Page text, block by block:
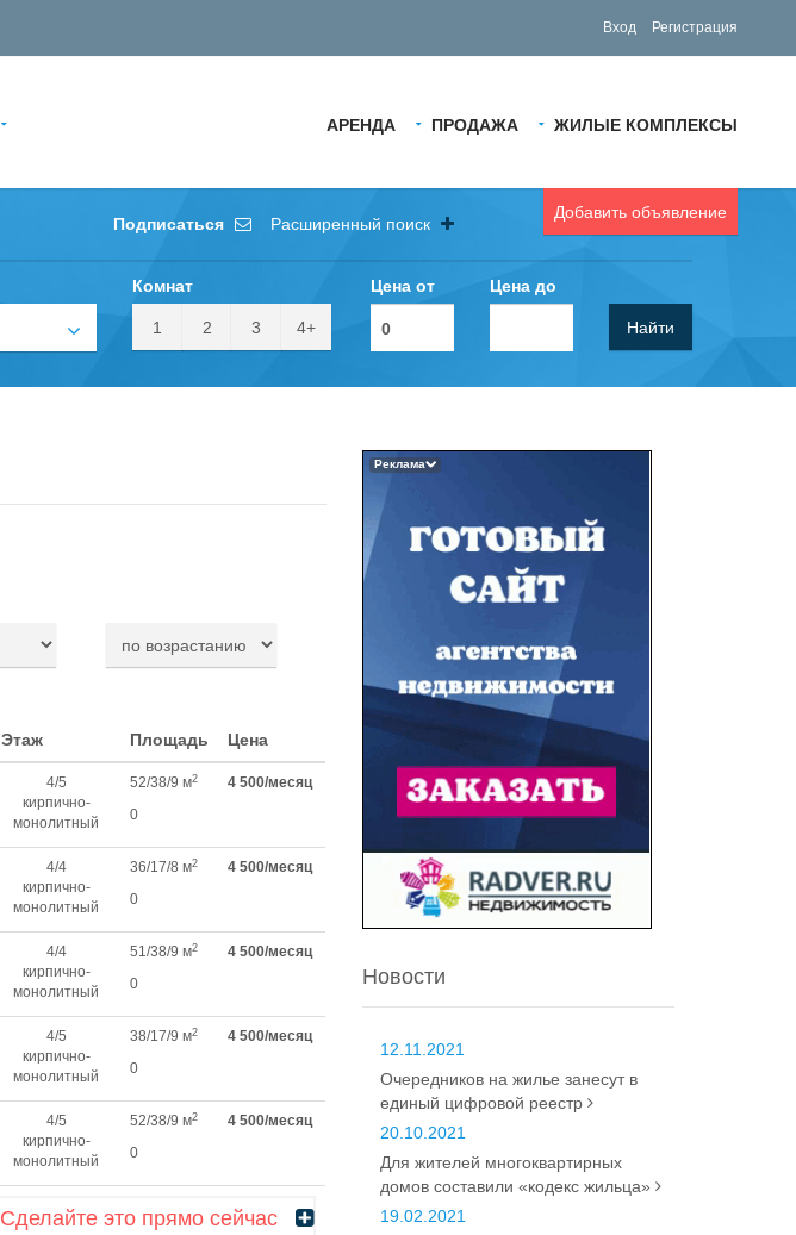
Вход Регистрация
АРЕНДА ПРОДАЖА ЖИЛЫЕ КОМПЛЕКСЫ
Добавить объявление
Подписаться Расширенный поиск
Комнат
1 2 3 4+
Цена от Цена до
Найти
Этаж Площадь Цена
4/5
кирпично-
монолитный
52/38/9 м2
0
4 500/месяц
4/4
кирпично-
монолитный
36/17/8 м2
0
4 500/месяц
4/4
кирпично-
монолитный
51/38/9 м2
0
4 500/месяц
4/5
кирпично-
монолитный
38/17/9 м2
0
4 500/месяц
4/5
кирпично-
монолитный
52/38/9 м2
0
4 500/месяц
Сделайте это прямо сейчас
Реклама
Новости
12.11.2021
Очередников на жилье занесут в
единый цифровой реестр
20.10.2021
Для жителей многоквартирных
домов составили «кодекс жильца»
19.02.2021